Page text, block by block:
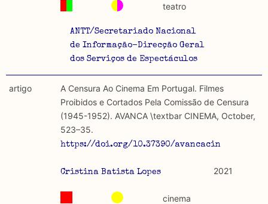
ANTT/Secretariado Nacional
de Informação-Direcção Geral
dos Serviços de Espectáculos
teatro
artigo
A Censura Ao Cinema Em Portugal. Filmes
Proibidos e Cortados Pela Comissão de Censura
(1945-1952). AVANCA \textbar CINEMA, October,
523–35.
https://doi.org/10.37390/
Cristina Batista Lopes 2021
cinema